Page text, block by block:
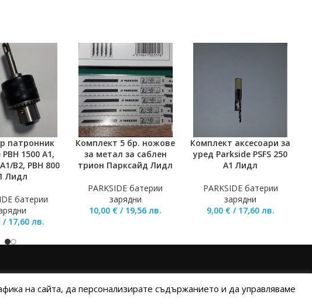
В КОЛИЧКАТА
патронник
1500 A1,
B2, PBH 800
Лидл
батерии
/ 17,60 лв.
ДОБАВЯНЕ В КОЛИЧКАТА
Комплект 5 бр. ножове
за метал за саблен
трион Парксайд Лидл
PARKSIDE батерии
зарядни
10,00 € / 19,56лв.
ДОБАВЯНЕ В КОЛИЧКАТА
Комплект аксесоари за
уред Parkside PSFS 250
A1 Лидл
PARKSIDE батерии
зарядни
9,00 € / 17,60 лв.
НАЧИНИ НА ПЛАЩАНЕИЗПРАТЕТЕ ЗАПИТВАНЕ
на сайта, да персонализирате съдържанието и да управляваме